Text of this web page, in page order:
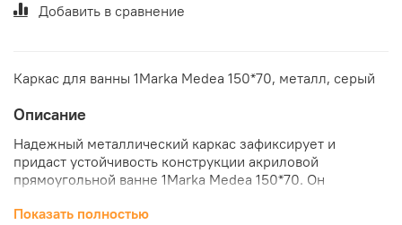
Добавить в сравнение
Каркас для ванны 1Marka Medea 150*70, металл, серый
Описание
Надежный металлический каркас зафиксирует и
придаст устойчивость конструкции акриловой
прямоугольной ванне 1Marka Medea 150*70. Он
что гарантирует долгое использование и простую
Показать полностью